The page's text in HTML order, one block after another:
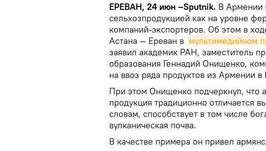
ЕРЕВАН, 24 июн –Sputnik. В Армении
сельхозпродукцией как на уровне
компаний-экспортеров. Об этом в
Астана — Ереван в мультимедийном
заявил академик РАН, заместитель
образования Геннадий Онищенко,
на ввоз ряда продуктов из Армении в
При этом Онищенко подчеркнул, что
продукция традиционно отличается
словам, способствует в том числе
вулканическая почва.
В качестве примера он привел